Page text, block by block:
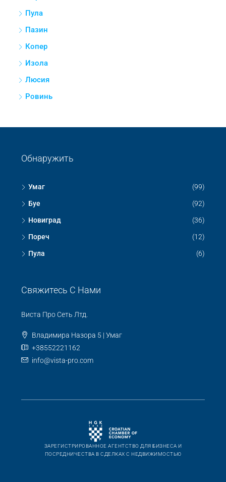
Пореч
Пула
Пазин
Копер
Изола
Люсия
Ровинь
Обнаружить
(99)
Буе (92)
Новиград (36)
Пореч (12)
Пула (6)
Свяжитесь С Нами
Виста Про Сеть Лтд.
Владимира Назора 5 | Умаг
info@vista-pro.com
ЗАРЕГИСТРИРОВАННОЕ АГЕНТСТВО ДЛЯ БИЗНЕСА И